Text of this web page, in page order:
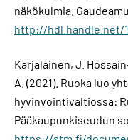
näkökulmia.
http://hdl.handle.net/
Karjalainen, J.
A. (2021). Ruoka luo
hyvinvointivaltiossa:
Pääkaupunkiseudun